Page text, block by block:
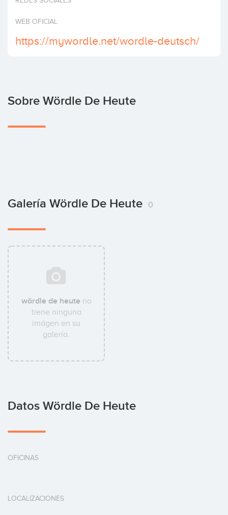
WEB OFICIAL
https://mywordle.net/wordle-deutsch/
Sobre Wördle De Heute
Galería Wördle De Heute 0
wördle de heuteno
tiene ninguna
imágen en su
galería.
Datos Wördle De Heute
OFICINAS
LOCALIZACIONES